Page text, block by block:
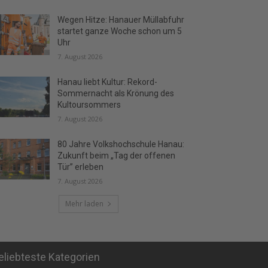
Wegen Hitze: Hanauer Müllabfuhr
startet ganze Woche schon um 5
Uhr
7. August 2026
Hanau liebt Kultur: Rekord-
Sommernacht als Krönung des
Kultoursommers
7. August 2026
80 Jahre Volkshochschule Hanau:
Zukunft beim „Tag der offenen
Tür” erleben
7. August 2026
Mehr laden
Kategorien